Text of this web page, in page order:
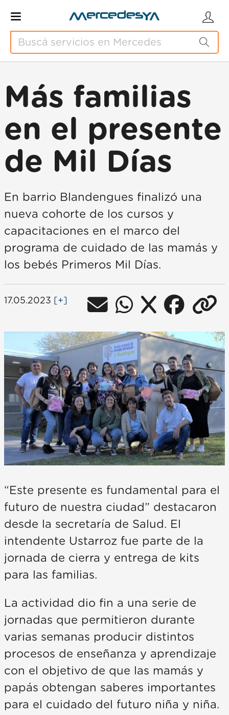
Más familias
en el presente
de Mil Días
En barrio Blandengues finalizó una
nueva cohorte de los cursos y
capacitaciones en el marco del
programa de cuidado de las mamás y
los bebés Primeros Mil Días.
17.05.2023 [+]
“Este presente es fundamental para el
futuro de nuestra ciudad” destacaron
desde la secretaría de Salud. El
intendente Ustarroz fue parte de la
jornada de cierra y entrega de kits
para las familias.
La actividad dio fin a una serie de
jornadas que permitieron durante
varias semanas producir distintos
procesos de enseñanza y aprendizaje
con el objetivo de que las mamás y
papás obtengan saberes importantes
para el cuidado del futuro niña y niña.